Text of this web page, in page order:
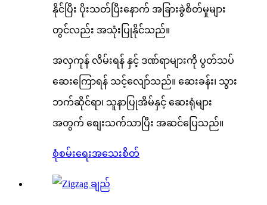
နိုင်ပြီး ပိုးသတ်ပြီးနောက် အခြားခွဲစိတ်မှုများ
တွင်လည်း အသုံးပြုနိုင်သည်။
အလှကုန် လိမ်းရန် နှင့် ဒဏ်ရာများကို ပွတ်သပ်
ဆေးကြောရန် သင့်လျော်သည်။ ဆေးခန်း၊ သွား
ဘက်ဆိုင်ရာ၊ သူနာပြုအိမ်နှင့် ဆေးရုံများ
အတွက် စျေးသက်သာပြီး အဆင်ပြေသည်။
စုံစမ်းရေးအသေးစိတ်